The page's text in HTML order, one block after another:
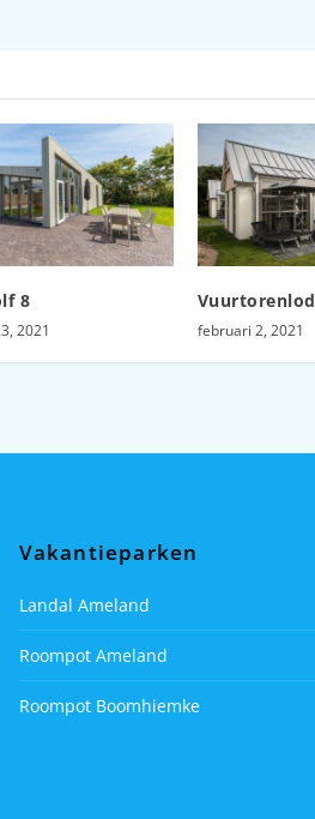
8
2021 februari 2, 2021
Vakantieparken
Landal Ameland
Roompot Ameland
Roompot Boomhiemke